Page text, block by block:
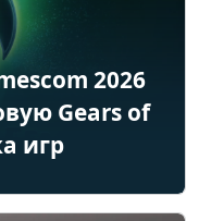
2026
Gears of
игр